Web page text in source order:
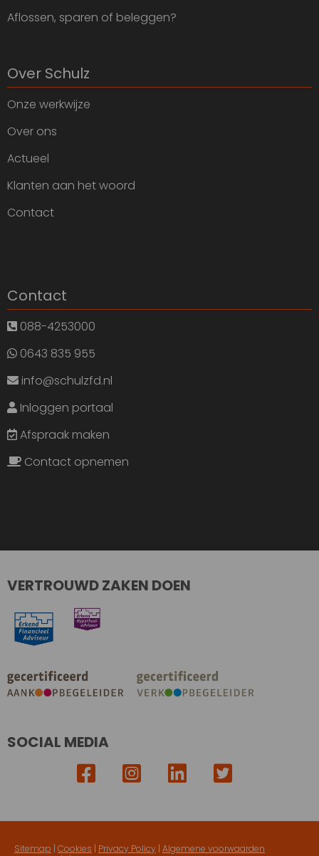
Aflossen, sparen of beleggen?
Over Schulz
Onze werkwijze
Over ons
Actueel
Klanten aan het woord
Contact
Contact
088-4253000
0643 835 955
info@schulzfd.nl
Inloggen portaal
Afspraak maken
Contact opnemen
VERTROUWD ZAKEN DOEN
SOCIAL MEDIA
Sitemap | Cookies | Privacy Policy | Algemene voorwaarden